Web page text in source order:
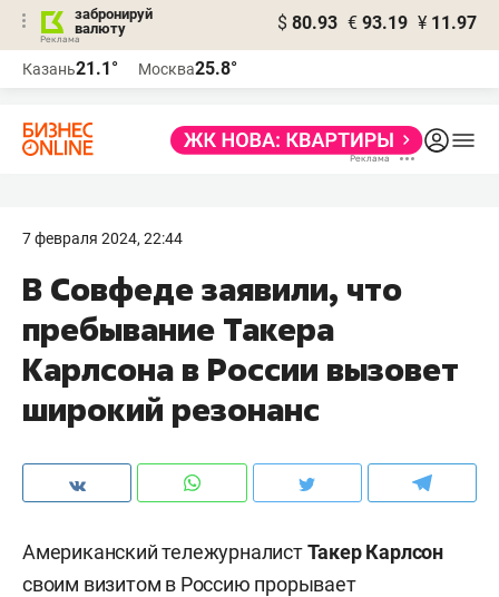
забронируй
валюту
$ 80.93 € 93.19 ¥ 11.97
Казань21.1° Москва25.8°
7 февраля 2024, 22:44
В Совфеде заявили, что
пребывание Такера
Карлсона в России вызовет
широкий резонанс
Американский тележурналистТакер Карлсон
своим визитом в Россию прорывает